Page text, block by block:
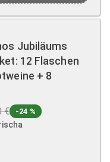
Jubiläums
12 Flaschen
+ 8
€ -24 %